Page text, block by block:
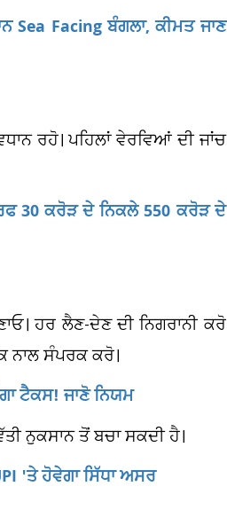
Facing ਬੰਗਲਾ, ਕੀਮਤ ਜਾਣ
ਰਹੋ। ਪਹਿਲਾਂ ਵੇਰਵਿਆਂ ਦੀ ਜਾਂਚ
30 ਕਰੋੜ ਦੇ ਨਿਕਲੇ 550 ਕਰੋੜ ਦੇ
ਹਰ ਲੈਣ-ਦੇਣ ਦੀ ਨਿਗਰਾਨੀ ਕਰੋ
ਨਾਲ ਸੰਪਰਕ ਕਰੋ।
ਟੈਕਸ! ਜਾਣੋ ਨਿਯਮ
ਨੁਕਸਾਨ ਤੋਂ ਬਚਾ ਸਕਦੀ ਹੈ।
'ਤੇ ਹੋਵੇਗਾ ਸਿੱਧਾ ਅਸਰ